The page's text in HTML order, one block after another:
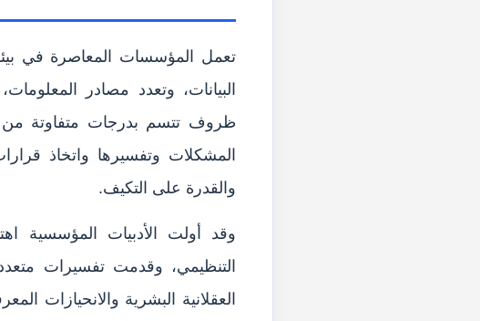
تعمل المؤسسات المعاصرة في
البيانات، وتعدد مصادر
ظروف تتسم بدرجات متفاوتة
المشكلات وتفسيرها واتخاذ
والقدرة على التكيف.
وقد أولت الأدبيات المؤسسية
التنظيمي، وقدمت تفسيرات
العقلانية البشرية والانحيازات